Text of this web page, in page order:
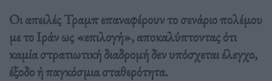
Οι απειλές Τραμπ επαναφέρουν το σενάριο πολέμου
με το Ιράν ως «επιλογή», αποκαλύπτοντας ότι
καμία στρατιωτική διαδρομή δεν υπόσχεται έλεγχο,
έξοδο ή παγκόσμια σταθερότητα.